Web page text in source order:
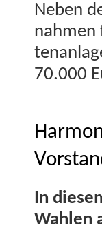
Neben
nah­men
70.000
In
Wahlen